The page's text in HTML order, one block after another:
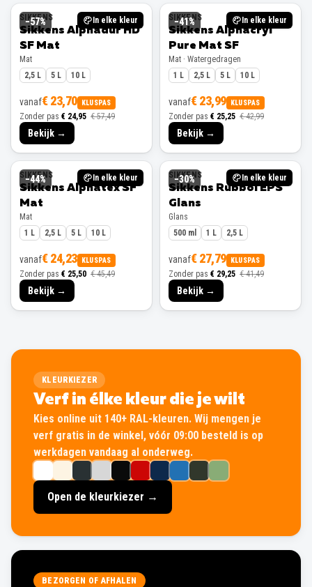
−57% In elke kleur
SIKKENS
Sikkens Alphadur HD
SF Mat
Mat
2,5 L
5 L 10 L
vanaf€ 23,70 KLUSPAS
Zonder pas € 24,95 € 57,49
Bekijk →
−41% In elke kleur
SIKKENS
Sikkens Alphacryl
Pure Mat SF
Mat · Watergedragen
1 L
2,5 L 5 L 10 L
vanaf€ 23,99 KLUSPAS
Zonder pas € 25,25 € 42,99
Bekijk →
−44% In elke kleur
SIKKENS
Sikkens Alphatex SF
Mat
Mat
1 L
2,5 L 5 L 10 L
vanaf€ 24,23 KLUSPAS
Zonder pas € 25,50 € 45,49
Bekijk →
−30% In elke kleur
SIKKENS
Sikkens Rubbol EPS
Glans
Glans
500 ml
1 L 2,5 L
vanaf€ 27,79 KLUSPAS
Zonder pas € 29,25 € 41,49
Bekijk →
KLEURKIEZER
Verf in élke kleur die je wilt
Kies online uit 140+ RAL-kleuren. Wij mengen je
verf gratis in de winkel, vóór 09:00 besteld is op
werkdagen vandaag al onderweg.
Open de kleurkiezer →
BEZORGEN OF AFHALEN